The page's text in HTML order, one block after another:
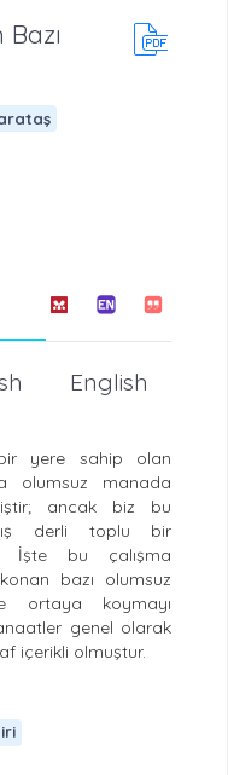
English
yere sahip olan
olumsuz manada
ancak biz bu
derli toplu bir
İşte bu çalışma
bazı olumsuz
ortaya koymayı
genel olarak
içerikli olmuştur.